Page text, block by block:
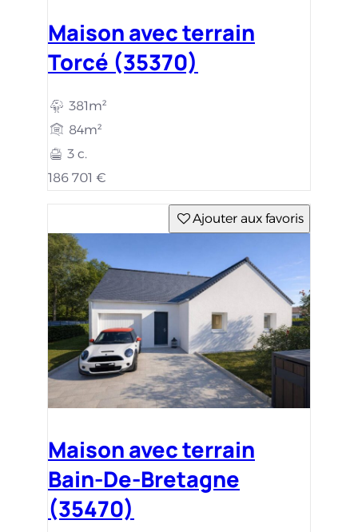
Maison avec terrain
Torcé (35370)
381m²
84m²
3 c.
186 701 €
Ajouter aux favoris
Maison avec terrain
Bain-De-Bretagne
(35470)